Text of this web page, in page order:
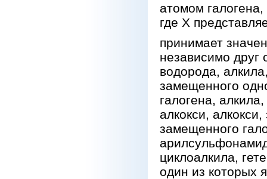
атомом
где Х
принимает
независимо друг
водорода,
замещенного
галогена,
алкокси,
замещенного
циклоалкила,
один из которых